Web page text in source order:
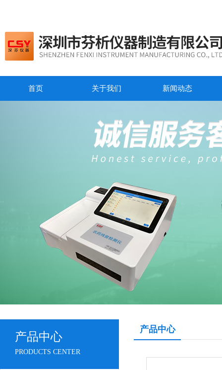
首页 关于我们 新闻动态
产品中心
PRODUCTS CENTER
产品中心